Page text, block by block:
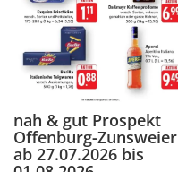
nah & gut Prospekt
Offenburg-Zunsweier
ab 27.07.2026 bis